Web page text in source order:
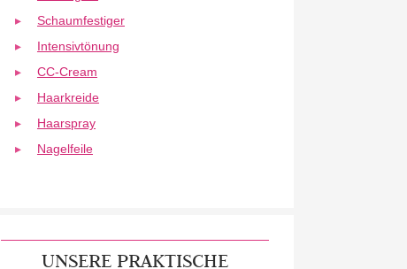
Schaumfestiger
Intensivtönung
CC-Cream
Haarkreide
Haarspray
Nagelfeile
UNSERE PRAKTISCHE